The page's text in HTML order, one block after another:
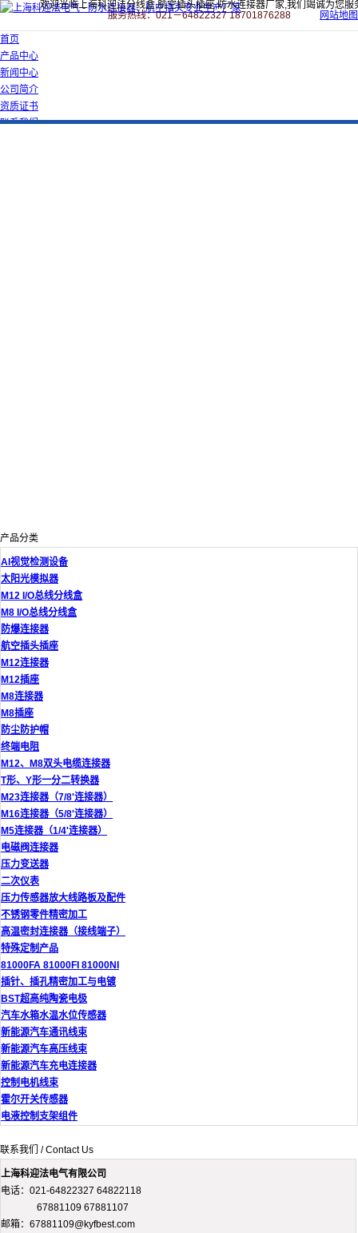
欢迎光临上海科迎法分线盒,航空插头插座,防水连接器厂家,我们竭诚为您服
服务热线：021－64822327 18701876288
网站地图
首页
产品中心
新闻中心
公司简介
资质证书
联系我们
产品分类
AI视觉检测设备
太阳光模拟器
M12 I/O总线分线盒
M8 I/O总线分线盒
防爆连接器
航空插头插座
M12连接器
M12插座
M8连接器
M8插座
防尘防护帽
终端电阻
M12、M8双头电缆连接器
T形、Y形一分二转换器
M23连接器（7/8'连接器）
M16连接器（5/8'连接器）
M5连接器（1/4'连接器）
电磁阀连接器
压力变送器
二次仪表
压力传感器放大线路板及配件
不锈钢零件精密加工
高温密封连接器（接线端子）
特殊定制产品
81000FA 81000FI 81000NI
插针、插孔精密加工与电镀
BST超高纯陶瓷电极
汽车水箱水温水位传感器
新能源汽车通讯线束
新能源汽车高压线束
新能源汽车充电连接器
控制电机线束
霍尔开关传感器
电液控制支架组件
联系我们 / Contact Us
上海科迎法电气有限公司
电话：021-64822327 64822118
67881109 67881107
邮箱：67881109@kyfbest.com